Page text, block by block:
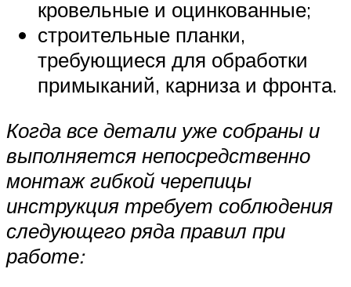
кровельные и оцинкованные;
строительные планки,
требующиеся для обработки
примыканий, карниза и фронта.
Когда все детали уже собраны и
выполняется непосредственно
монтаж гибкой черепицы
инструкция требует соблюдения
следующего ряда правил при
работе: